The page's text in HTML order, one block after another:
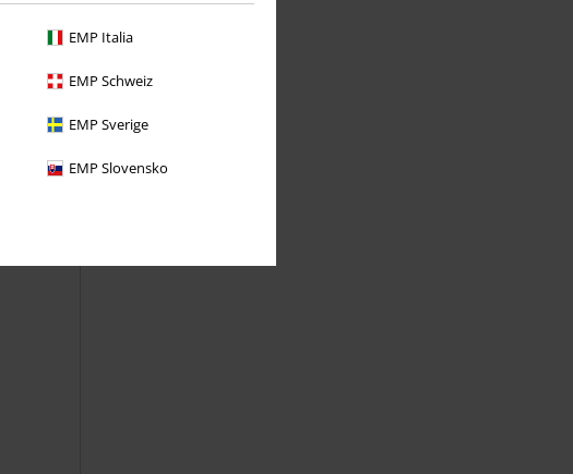
EMP Italia
EMP Schweiz
EMP Sverige
EMP Slovensko